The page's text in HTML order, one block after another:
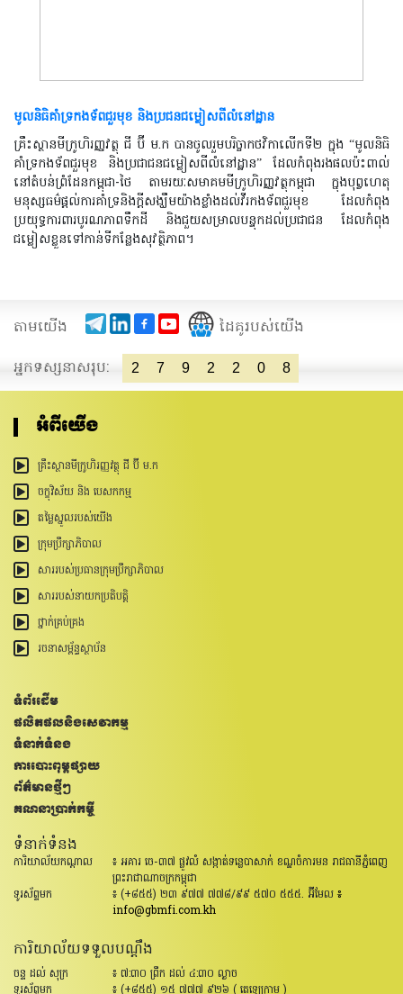
មូលនិធិគាំទ្រកងទ័ពជួរមុខ ​​​​​​​​​​​​​និងប្រជនជម្លៀសពីលំនៅដ្ឋាន
គ្រឹះស្ថានមីក្រូហិរញ្ញវត្ថុ ជី ប៊ី ម.ក បានចូលរួមបរិច្ចាកថវិកាលើកទី២ ក្នុង “មូលនិធិ
គាំទ្រកងទ័ពជួរមុខ និងប្រជាជនជម្លៀសពីលំនៅដ្ឋាន” ដែលកំពុងរងផលប៉ះពាល់
នៅតំបន់ព្រំដែនកម្ពុជា-ថៃ តាមរយៈសមាគមមីក្រូហិរញ្ញវត្ថុកម្ពុជា ក្នុងបុព្វហេតុ
មនុស្សធម៌​ផ្តល់ការគាំទ្រនិងក្តីសង្ឃឹមយ៉ាងខ្លាំងដល់វីរកងទ័ពជួរមុខ ដែលកំពុង
ប្រយុទ្ធការពារបូរណភាពទឹកដី និងជួយសម្រាលបន្ទុកដល់ប្រជាជន ដែលកំពុង
ជម្លៀសខ្លួនទៅកាន់ទីកន្លែងសុវត្ថិភាព។​
តាមយើង
ដៃគូរបស់យើង
អ្នកទស្សនាសរុប:
2 7 9 2 2 0 8
អំពីយើង
គ្រឹះស្ថានមីក្រូហិរញ្ញវត្ថុ ជី ប៊ី ម.ក
ចក្ខុវិស័យ និង បេសកកម្ម
តម្លៃស្នូលរបស់យើង
ក្រុមប្រឹក្សាភិបាល
សាររបស់ប្រធានក្រុមប្រឹក្សាភិបាល
សាររបស់នាយកប្រតិបត្តិ
ថ្នាក់គ្រប់គ្រង
រចនាសម្ព័ន្ធ​ស្ថាប័ន
ទំព័រដើម
ផលិតផលនិងសេវាកម្ម
ទំនាក់ទំនង
ការបោះពុម្ពផ្សាយ
ព័ត៌មានថ្មីៗ
គណនាប្រាក់កម្ចី
ទំនាក់ទំនង
ការិយាល័យកណ្តាល
៖ អគារ ចេ-៣៧ ផ្លូវលំ សង្កាត់ទន្លេបាសាក់ ខណ្ឌចំការមន រាជធានីភ្នំពេញ
ព្រះរាជាណាចក្រកម្ពុជា
ទូរស័ព្ទមក
៖ (+៨៥៥) ២៣ ៩៧៧ ៧៧៨/៩៩ ៥៧០ ៥៥៥. អ៊ីមែល៖
info@gbmfi.com.kh
ការិយាល័យទទួលបណ្តឹង
ចន្ទ ដល់ សុក្រ
៖ ៧:៣០ ព្រឹក ដល់ ៤:៣០ ល្ងាច
ទូរស័ព្ទមក
៖ (+៨៥៥) ១៥ ៧៧៧ ​៩២៦ (​ តេឡេក្រាម​ )